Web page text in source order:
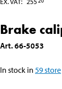
Brake
Art.66-5053
In stock in 59store